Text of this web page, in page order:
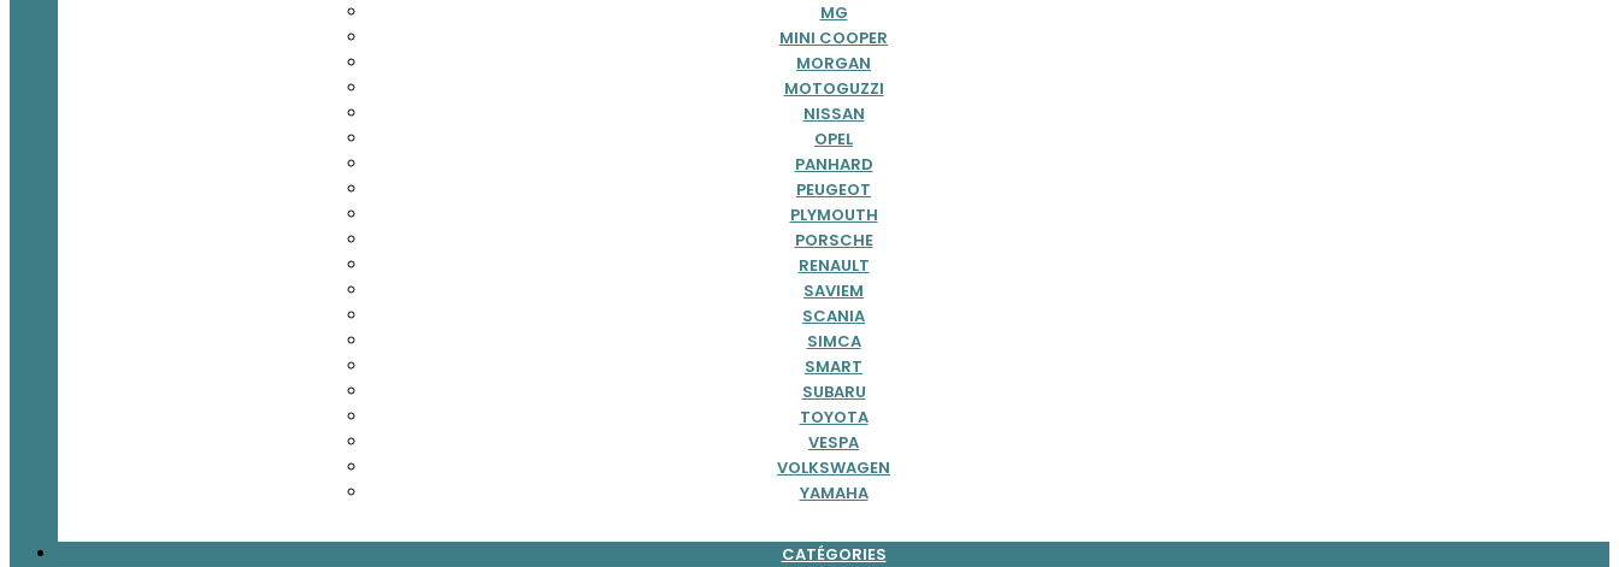
MG
MINI COOPER
MORGAN
MOTOGUZZI
NISSAN
OPEL
PANHARD
PEUGEOT
PLYMOUTH
PORSCHE
RENAULT
SAVIEM
SCANIA
SIMCA
SMART
SUBARU
TOYOTA
VESPA
VOLKSWAGEN
YAMAHA
CATÉGORIES